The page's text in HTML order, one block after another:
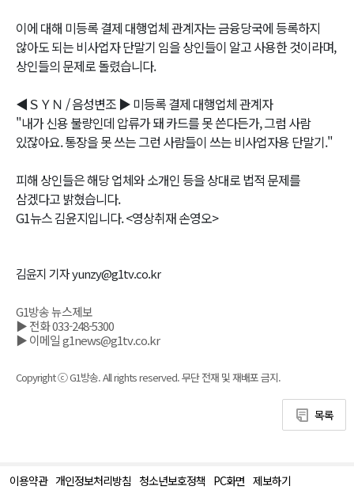
이에 대해 미등록 결제 대행업체 관계자는 금융당국에 등록하지
않아도 되는 비사업자 단말기 임을 상인들이 알고 사용한 것이라며,
상인들의 문제로 돌렸습니다.
◀ＳＹＮ / 음성변조 ▶ 미등록 결제 대행업체 관계자
"내가 신용 불량인데 압류가 돼 카드를 못 쓴다든가, 그럼 사람
있잖아요. 통장을 못 쓰는 그런 사람들이 쓰는 비사업자용 단말기."
피해 상인들은 해당 업체와 소개인 등을 상대로 법적 문제를
삼겠다고 밝혔습니다.
G1뉴스 김윤지입니다. <영상취재 손영오>
김윤지 기자 yunzy@g1tv.co.kr
G1방송 뉴스제보
▶ 전화 033-248-5300
▶ 이메일 g1news@g1tv.co.kr
Copyright ⓒ G1방송. All rights reserved. 무단 전재 및 재배포 금지.
목록
이용약관 개인정보처리방침 청소년보호정책 PC화면 제보하기